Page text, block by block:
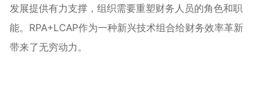
发展提供有力支撑，组织需要重塑财务人员的角色和职
能。RPA+LCAP作为一种新兴技术组合给财务效率革新
带来了无穷动力。